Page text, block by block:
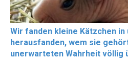
Wir fanden kleine Kätzchen
herausfanden, wem sie
unerwarteten Wahrheit völlig